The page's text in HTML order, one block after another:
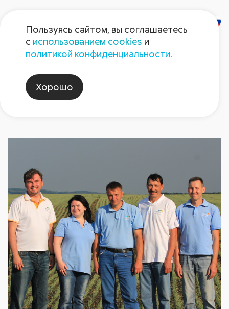
Новости
Пользуясь сайтом, вы соглашаетесь
с использованием cookies и
политикой конфиденциальности.
Хорошо